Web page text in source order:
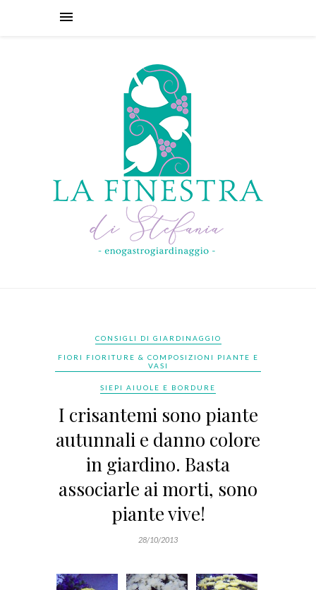
CONSIGLI DI GIARDINAGGIO
FIORI FIORITURE & COMPOSIZIONI PIANTE E
VASI
SIEPI AIUOLE E BORDURE
I crisantemi sono piante
autunnali e danno colore
in giardino. Basta
associarle ai morti, sono
piante vive!
28/10/2013